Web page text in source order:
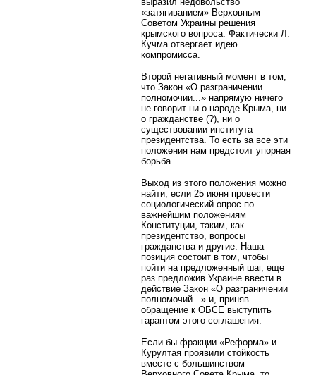
«затягиванием» Верховным
Советом Украины решения
крымского вопроса. Фактически Л.
Кучма отвергает идею
компромисса.
Второй негативный момент в том,
что Закон «О разграничении
полномочии...» напрямую ничего
не говорит ни о народе Крыма, ни
о гражданстве (?), ни о
существовании института
президентства. То есть за все эти
положения нам предстоит упорная
борьба.
Выход из этого положения можно
найти, если 25 июня провести
социологический опрос по
важнейшим положениям
Конституции, таким, как
президентство, вопросы
гражданства и другие. Наша
позиция состоит в том, чтобы
пойти на предложенный шаг, еще
раз предложив Украине ввести в
действие Закон «О разграничении
полномочий...» и, приняв
обращение к ОБСЕ выступить
гарантом этого соглашения.
Если бы фракции «Реформа» и
Курултая проявили стойкость
вместе с большинством